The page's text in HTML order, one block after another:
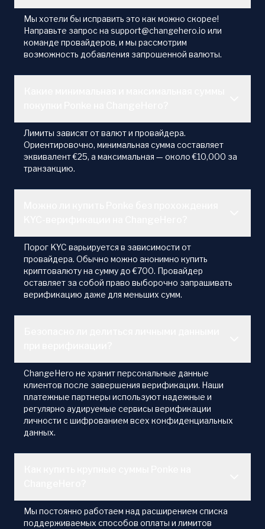
Мы хотели бы исправить это как можно скорее!
Направьте запрос на support@changehero.io или
команде провайдеров, и мы рассмотрим
возможность добавления запрошенной валюты.
Лимиты зависят от валют и провайдера.
Ориентировочно, минимальная сумма составляет
эквивалент €25, а максимальная — около €10,000 за
транзакцию.
Порог KYC варьируется в зависимости от
провайдера. Обычно можно анонимно купить
криптовалюту на сумму до €700. Провайдер
оставляет за собой право выборочно запрашивать
верификацию даже для меньших сумм.
ChangeHero не хранит персональные данные
клиентов после завершения верификации. Наши
платежные партнеры используют надежные и
регулярно аудируемые сервисы верификации
личности с шифрованием всех конфиденциальных
данных.
Мы постоянно работаем над расширением списка
поддерживаемых способов оплаты и лимитов